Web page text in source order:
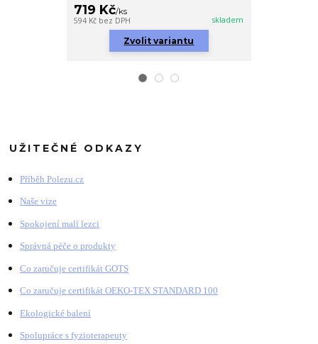
719 Kč/ks
594 Kč bez DPH skladem
Zvolit variantu
UŽITEČNÉ ODKAZY
Příběh Polezu.cz
Naše vize
Spokojení malí lezci
Správná péče o produkty
Co zaručuje certifikát GOTS
Co zaručuje certifikát OEKO-TEX STANDARD 100
Ekologické balení
Spolupráce s fyzioterapeuty